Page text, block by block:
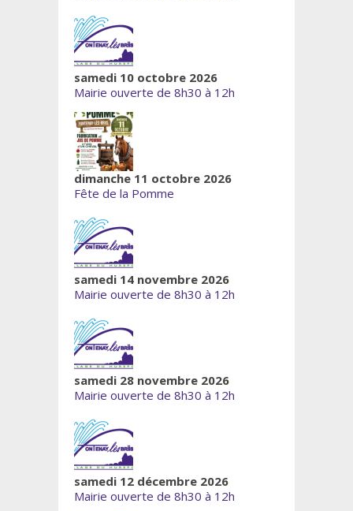
samedi 10 octobre 2026
Mairie ouverte de 8h30 à 12h
dimanche 11 octobre 2026
Fête de la Pomme
samedi 14 novembre 2026
Mairie ouverte de 8h30 à 12h
samedi 28 novembre 2026
Mairie ouverte de 8h30 à 12h
samedi 12 décembre 2026
Mairie ouverte de 8h30 à 12h